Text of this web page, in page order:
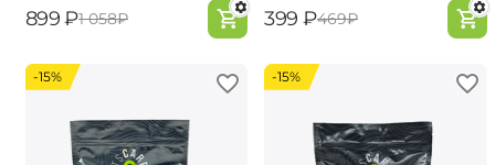
‍899‍ ₽‍1 058‍₽ ‍399‍ ₽‍469‍₽
-15% -15%